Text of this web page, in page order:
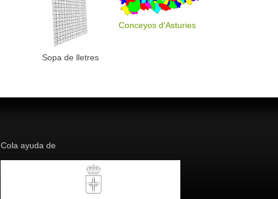
Sopa de lletres
Conceyos d'Asturies
Cola ayuda de